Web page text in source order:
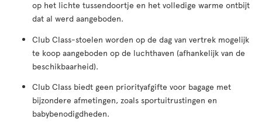
op het lichte tussendoortje en het volledige warme ontbijt
dat al werd aangeboden.
Club Class-stoelen worden op de dag van vertrek mogelijk
te koop aangeboden op de luchthaven (afhankelijk van de
beschikbaarheid).
Club Class biedt geen priorityafgifte voor bagage met
bijzondere afmetingen, zoals sportuitrustingen en
babybenodigdheden.